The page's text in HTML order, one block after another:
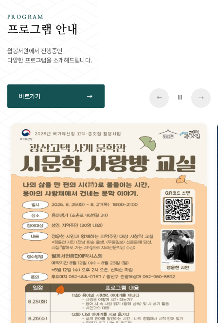
PROGRAM
프로그램 안내
월봉서원에서 진행중인
다양한 프로그램을 소개해드립니다.
바로가기 이전 슬라이드슬라이드
다음